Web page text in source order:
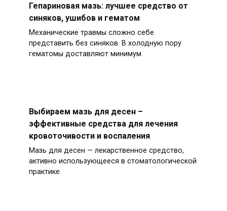
Гепариновая мазь: лучшее средство от
синяков, ушибов и гематом
Механические травмы сложно себе
представить без синяков. В холодную пору
гематомы доставляют минимум
Выбираем мазь для десен –
эффективные средства для лечения
кровоточивости и воспаления
Мазь для десен — лекарственное средство,
активно использующееся в стоматологической
практике.